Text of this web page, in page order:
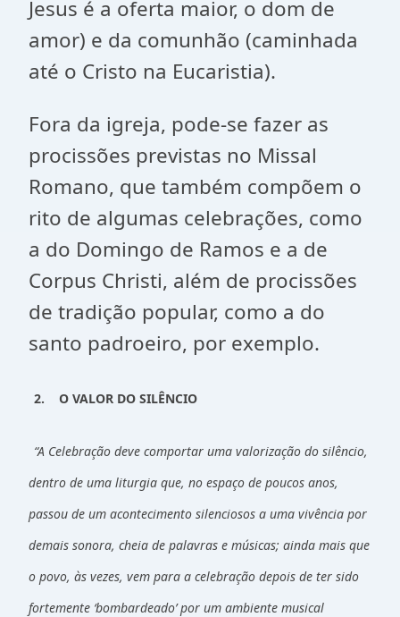
Jesus é a oferta maior, o dom de
amor) e da comunhão (caminhada
até o Cristo na Eucaristia).
Fora da igreja, pode-se fazer as
procissões previstas no Missal
Romano, que também compõem o
rito de algumas celebrações, como
a do Domingo de Ramos e a de
Corpus Christi, além de procissões
de tradição popular, como a do
santo padroeiro, por exemplo.
2. O VALOR DO SILÊNCIO
“A Celebração deve comportar uma valorização do silêncio,
dentro de uma liturgia que, no espaço de poucos anos,
passou de um acontecimento silenciosos a uma vivência por
demais sonora, cheia de palavras e músicas; ainda mais que
o povo, às vezes, vem para a celebração depois de ter sido
fortemente ‘bombardeado’ por um ambiente musical